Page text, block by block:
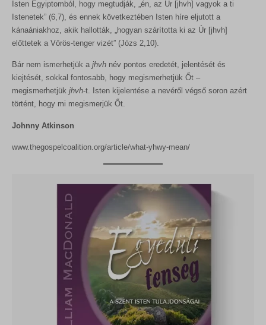
Isten Egyiptomból, hogy megtudják, „én, az Úr [jhvh] vagyok a ti
Istenetek” (6,7), és ennek következtében Isten híre eljutott a
kánaániakhoz, akik hallották, „hogyan szárította ki az Úr [jhvh]
előttetek a Vörös-tenger vizét” (Józs 2,10).
Bár nem ismerhetjük a jhvh név pontos eredetét, jelentését és
kiejtését, sokkal fontosabb, hogy megismerhetjük Őt –
megismerhetjük jhvh-t. Isten kijelentése a nevéről végső soron azért
történt, hogy mi megismerjük Őt.
Johnny Atkinson
www.thegospelcoalition.org/article/what-yhwy-mean/
store_notice*
wlfmc_session_282a07b02e3ebaca0e6c6db58fe7bf11
woocommerce_cart_hash
woocommerce_items_in_cart
woocommerce_recently_viewed
wordpress_logged_in_*
wordpress_test_cookie
wp_lang
wp_woocommerce_session_*
wp-settings-*
wp-settings-time-*
weboldalunkkal.
_ga_*
rs6_overview_pagination
sbjs_first
sbjs_migrations
Egyéb szolgáltatások
magában foglal, amelyek nem tartoznak a megadott kategóriákba,
vagy amelyeket nem kategorizáltak.
Részletek megjelenítése
MicrosoftApplicationsTelemetryDeviceId
MicrosoftApplicationsTelemetryFirstLaunchTime